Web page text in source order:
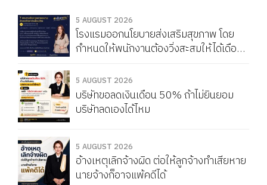
5 AUGUST 2026
โรงแรมออกนโยบายส่งเสริมสุขภาพ โดย
กำหนดให้พนักงานต้องวิ่งสะสมให้ได้เดือน
Service Charge แบบนี้ผิดกฎหมายไหม
5 AUGUST 2026
บริษัทขอลดเงินเดือน 50% ถ้าไม่ยินยอม
บริษัทลดเองได้ไหม
5 AUGUST 2026
อ้างเหตุเลิกจ้างผิด ต่อให้ลูกจ้างทำเสียหาย
นายจ้างก็อาจแพ้คดีได้